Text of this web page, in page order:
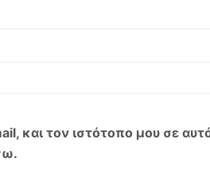
και τον ιστότοπο μου σε